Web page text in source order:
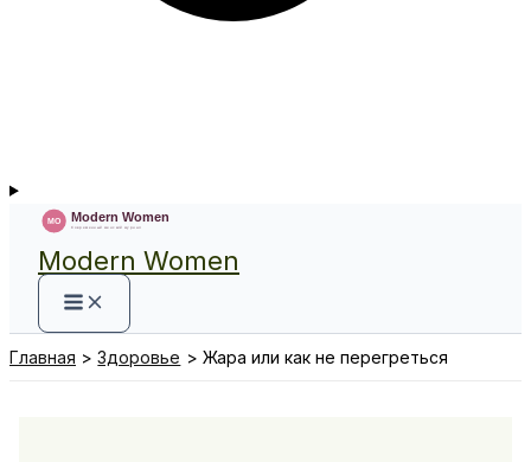
Modern Women
Главная Здоровье Жара или как не перегреться